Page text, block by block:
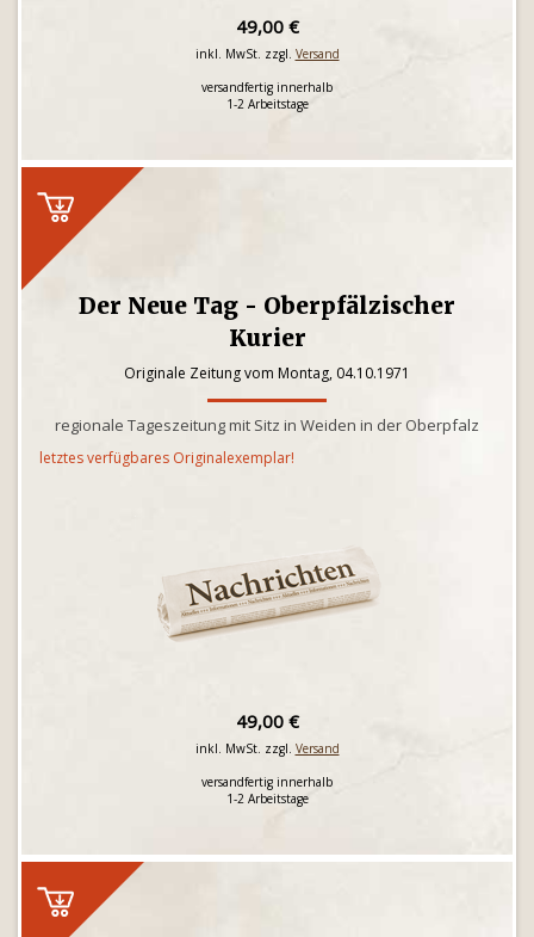
49,00 €
inkl. MwSt. zzgl. Versand
versandfertig innerhalb
1-2 Arbeitstage
Der Neue Tag - Oberpfälzischer
Kurier
Originale Zeitung vom Montag, 04.10.1971
regionale Tageszeitung mit Sitz in Weiden in der Oberpfalz
letztes verfügbares Originalexemplar!
49,00 €
inkl. MwSt. zzgl. Versand
versandfertig innerhalb
1-2 Arbeitstage